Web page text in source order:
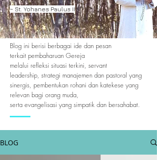
BLOG
~ St. Yohanes Paulus II
Blog ini berisi berbagai ide dan pesan
terkait pembaharuan Gereja
melalui refleksi situasi terkini, servant
leadership, strategi manajemen dan pastoral yang
sinergis, pembentukan rohani dan katekese yang
relevan bagi orang muda,
serta evangelisasi yang simpatik dan bersahabat.